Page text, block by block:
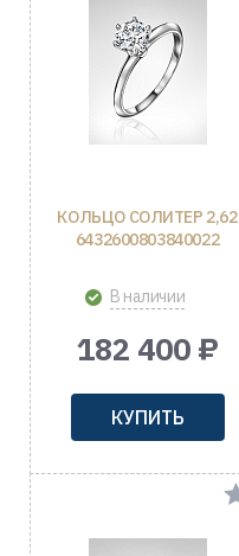
КОЛЬЦО СОЛИТЕР 2,62
6432600803840022
В наличии
182 400 ₽
КУПИТЬ